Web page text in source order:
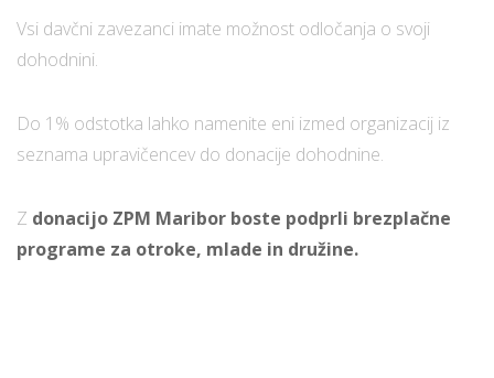
Vsi davčni zavezanci imate možnost odločanja o svoji
dohodnini.
Do 1% odstotka lahko namenite eni izmed organizacij iz
seznama upravičencev do donacije dohodnine.
Z donacijo ZPM Maribor boste podprli brezplačne
programe za otroke, mlade in družine.